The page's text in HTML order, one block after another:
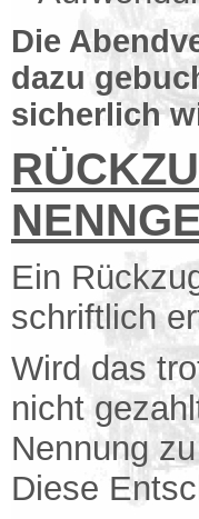
Die
dazu
sicherlich
Ein
schriftlich
Wird das
nicht
Nennung
Diese